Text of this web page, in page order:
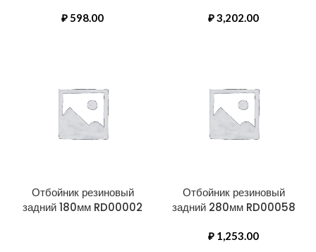
₽598.00 ₽3,202.00
Отбойник резиновый
задний 180мм RD00002
Отбойник резиновый
задний 280мм RD00058
₽ 1,253.00